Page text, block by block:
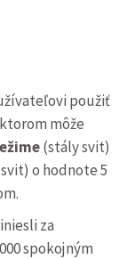
použiť
môže
(stály svit)
o hodnote 5
za
spokojným